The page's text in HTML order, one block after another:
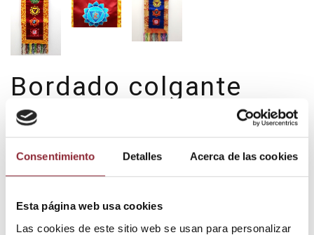
Consentimiento Detalles Acerca de las cookies
Esta página web usa cookies
Las cookies de este sitio web se usan para personalizar
Bordado colgante
"Chakras"
35,00 €
Impuestos incluidos
Bordado de tela para colgar que representa los siete chakras.
Realizado artesanalmente. Diversos colores de fondo